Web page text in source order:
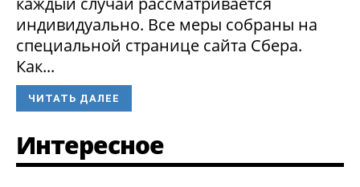
индивидуально. Все меры собраны на
специальной странице сайта Сбера.
Как...
ЧИТАТЬ ДАЛЕЕ
Интересное